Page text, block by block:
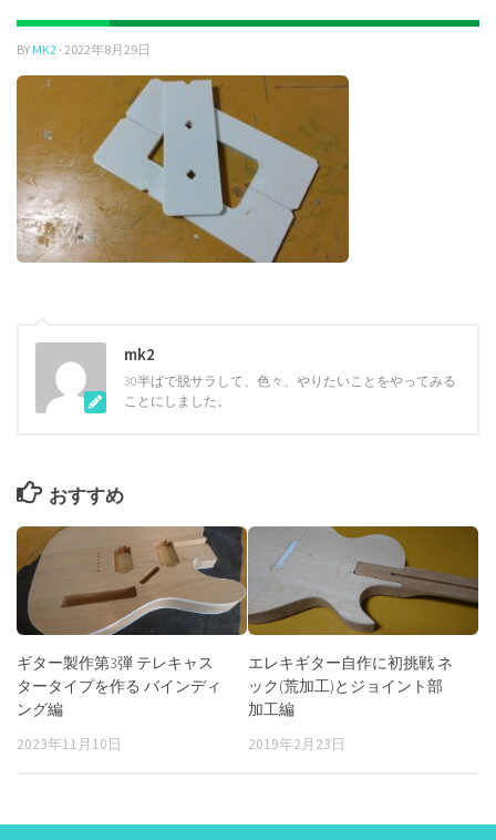
BY MK2 · 2022年8月29日
mk2
30半ばで脱サラして、色々、やりたいことをやってみる
ことにしました。
おすすめ
ギター製作第3弾 テレキャス
タータイプを作る バインディ
ング編
2023年11月10日
エレキギター自作に初挑戦 ネ
ック(荒加工)とジョイント部
加工編
2019年2月23日